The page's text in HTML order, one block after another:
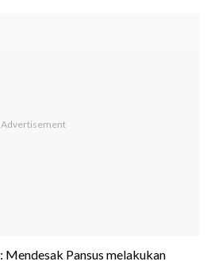
Mendesak Pansus melakukan